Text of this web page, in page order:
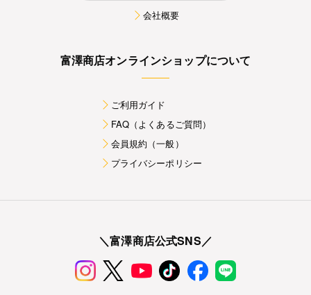
会社概要
富澤商店オンラインショップについて
ご利用ガイド
FAQ（よくあるご質問）
会員規約（一般）
プライバシーポリシー
＼富澤商店公式SNS／